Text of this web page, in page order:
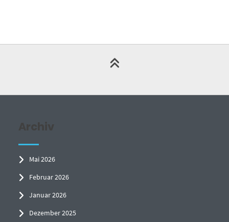
Archiv
Mai 2026
Februar 2026
Januar 2026
Dezember 2025